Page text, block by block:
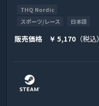
THQ Nordic
スポーツ/レース
日本語
販売価格 ￥ 5,170 （税込）